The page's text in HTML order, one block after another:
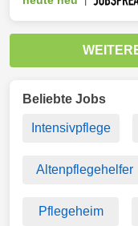
Beliebte Jobs
Intensivpflege
Altenpflegehelfer
Pflegeheim